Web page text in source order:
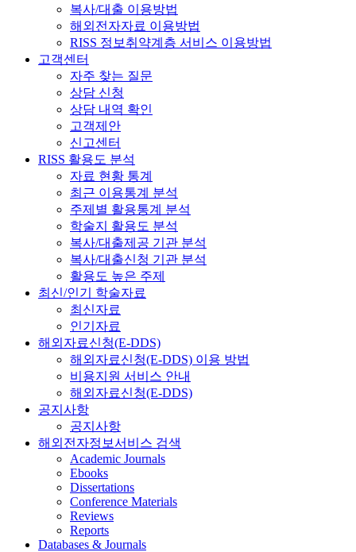
복사/대출 이용방법
해외전자자료 이용방법
RISS 정보취약계층 서비스 이용방법
고객센터
자주 찾는 질문
상담 신청
상담 내역 확인
고객제안
신고센터
RISS 활용도 분석
자료 현황 통계
최근 이용통계 분석
주제별 활용통계 분석
학술지 활용도 분석
복사/대출제공 기관 분석
복사/대출신청 기관 분석
활용도 높은 주제
최신/인기 학술자료
최신자료
인기자료
해외자료신청(E-DDS)
해외자료신청(E-DDS) 이용 방법
비용지원 서비스 안내
해외자료신청(E-DDS)
공지사항
공지사항
해외전자정보서비스 검색
Academic Journals
Ebooks
Dissertations
Conference Materials
Reviews
Reports
Databases & Journals